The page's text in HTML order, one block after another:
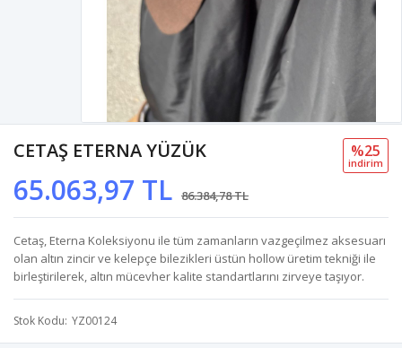
CETAŞ ETERNA YÜZÜK
65.063,97 TL 86.384,78 TL
%25
i̇ndi̇ri̇m
Cetaş, Eterna Koleksiyonu ile tüm zamanların vazgeçilmez aksesuarı
olan altın zincir ve kelepçe bilezikleri üstün hollow üretim tekniği ile
birleştirilerek, altın mücevher kalite standartlarını zirveye taşıyor.
Stok Kodu YZ00124